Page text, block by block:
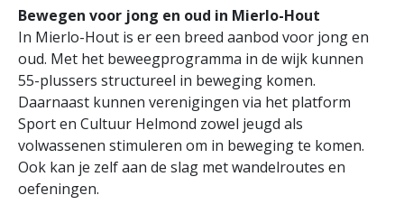
Bewegen voor jong en oud in Mierlo-Hout
In Mierlo-Hout is er een breed aanbod voor jong en
oud. Met het beweegprogramma in de wijk kunnen
55-plussers structureel in beweging komen.
Daarnaast kunnen verenigingen via het platform
Sport en Cultuur Helmond zowel jeugd als
volwassenen stimuleren om in beweging te komen.
Ook kan je zelf aan de slag met wandelroutes en
oefeningen.